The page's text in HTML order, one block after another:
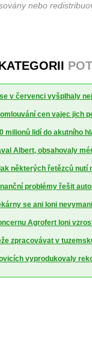
nebo
v červenci vyšplhaly
cen vajec jich
milionů lidí do akutního
Albert, obsahovaly
některých řetězců
problémy řešit
se ani loni
Agrofert loni
zpracovávat v
vyprodukovaly